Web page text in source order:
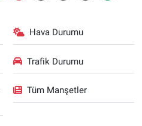
Hava Durumu
Trafik Durumu
Tüm Manşetler